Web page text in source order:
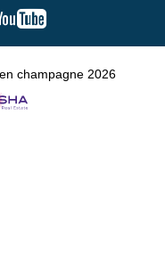
champagne 2026